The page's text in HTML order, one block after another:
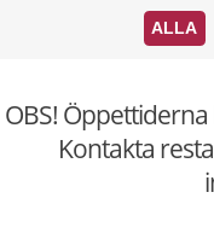
ALLA
OBS!
Kontakta